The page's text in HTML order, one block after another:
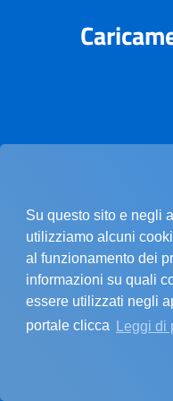
Su questo sito e negli
utilizziamo alcuni
al funzionamento dei
informazioni su quali
essere utilizzati negli
portale clicca
Leggi di